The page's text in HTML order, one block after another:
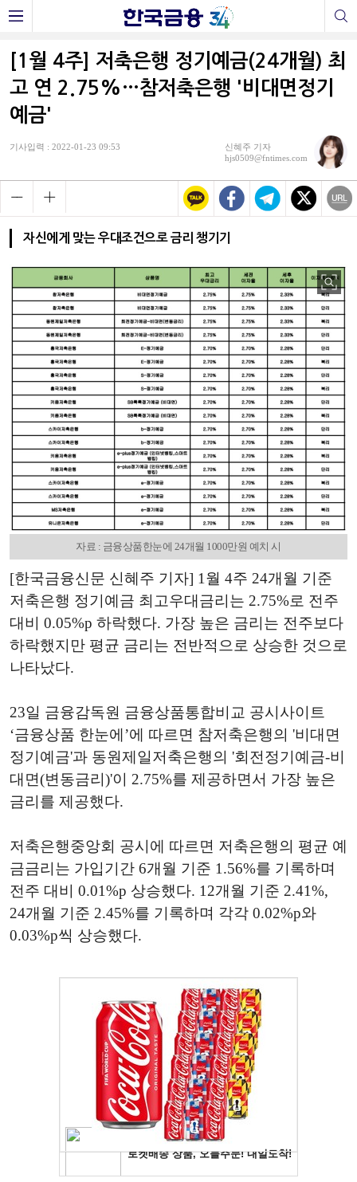
[1월 4주] 저축은행 정기예금(24개월) 최
고 연 2.75%…참저축은행 '비대면정기
예금'
기사입력 : 2022-01-23 09:53
신혜주 기자
hjs0509@fntimes.com
자신에게 맞는 우대조건으로 금리 챙기기
자료 : 금융상품한눈에 24개월 1000만원 예치 시
[한국금융신문 신혜주 기자] 1월 4주 24개월 기준
저축은행 정기예금 최고우대금리는 2.75%로 전주
대비 0.05%p 하락했다. 가장 높은 금리는 전주보다
하락했지만 평균 금리는 전반적으로 상승한 것으로
나타났다.
23일 금융감독원 금융상품통합비교 공시사이트
‘금융상품 한눈에’에 따르면 참저축은행의 '비대면
정기예금'과 동원제일저축은행의 '회전정기예금-비
대면(변동금리)'이 2.75%를 제공하면서 가장 높은
금리를 제공했다.
저축은행중앙회 공시에 따르면 저축은행의 평균 예
금금리는 가입기간 6개월 기준 1.56%를 기록하며
전주 대비 0.01%p 상승했다. 12개월 기준 2.41%,
24개월 기준 2.45%를 기록하며 각각 0.02%p와
0.03%p씩 상승했다.